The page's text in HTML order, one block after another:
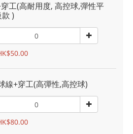
工(高耐用度, 高控球,彈性平
)
線+穿工(高彈性,高控球)